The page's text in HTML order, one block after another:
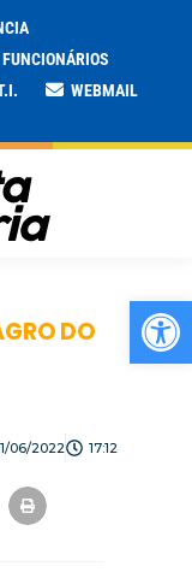
FUNCIONÁRIOS
WEBMAIL
DO
06/2022 17:12